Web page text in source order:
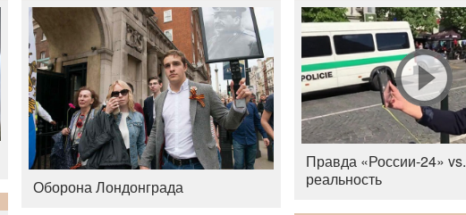
Оборона Лондонграда
Правда «России-24» vs.
реальность